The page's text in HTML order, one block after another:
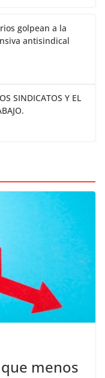
golpean a la
antisindical
SINDICATOS Y EL
menos